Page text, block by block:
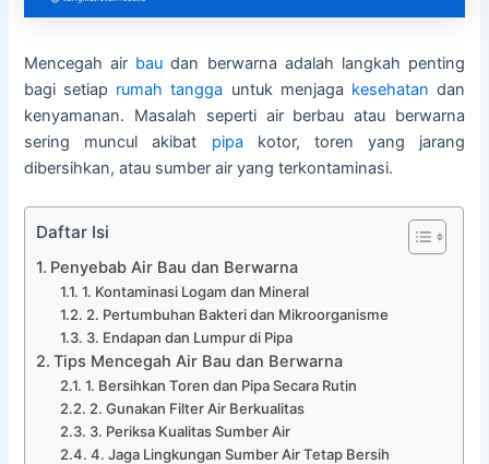
Mencegah air bau dan berwarna adalah langkah penting
bagi setiap rumah tangga untuk menjaga kesehatan dan
kenyamanan. Masalah seperti air berbau atau berwarna
sering muncul akibat pipa kotor, toren yang jarang
dibersihkan, atau sumber air yang terkontaminasi.
Daftar Isi
Penyebab Air Bau dan Berwarna
1. Kontaminasi Logam dan Mineral
2. Pertumbuhan Bakteri dan Mikroorganisme
3. Endapan dan Lumpur di Pipa
Tips Mencegah Air Bau dan Berwarna
1. Bersihkan Toren dan Pipa Secara Rutin
2. Gunakan Filter Air Berkualitas
3. Periksa Kualitas Sumber Air
4. Jaga Lingkungan Sumber Air Tetap Bersih